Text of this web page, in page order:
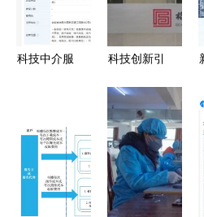
科技中介服
隐形桥梁
科技创新引
展——扬州
完善科技中
介服务的路
径与实践